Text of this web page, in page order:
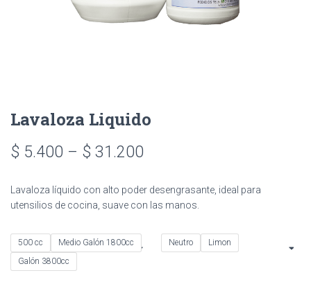
Lavaloza Liquido
$ 5.400 – $ 31.200
$ 5.400
$ 31.200
Lavaloza líquido con alto poder desengrasante, ideal para
utensilios de cocina, suave con las manos.
500 cc
Medio Galón 1800cc
Galón 3800cc
Neutro Limon